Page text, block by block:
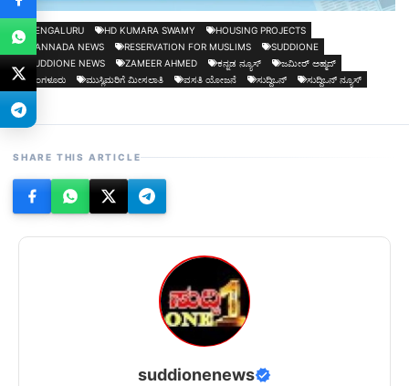
BENGALURU HD KUMARA SWAMY
HOUSING PROJECTS
KANNADA NEWS
RESERVATION FOR MUSLIMS
SUDDIONE
SUDDIONE NEWS
ZAMEER AHMED ಕನ್ನಡ ನ್ಯೂಸ್
ಜಮೀರ್ ಅಹ್ಮದ್
ಬೆಂಗಳೂರು
ಮುಸ್ಲಿಮರಿಗೆ ಮೀಸಲಾತಿ ವಸತಿ ಯೋಜನೆ ಸುದ್ದಿಒನ್ ಸುದ್ದಿಒನ್ ನ್ಯೂಸ್
SHARE THIS ARTICLE
suddionenews